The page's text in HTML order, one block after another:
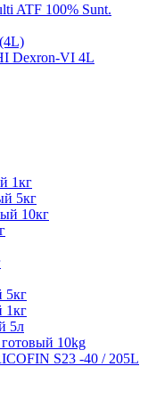
ATF 100% Sunt.
Dexron-VI 4L
1кг
5кг
10кг
5кг
1кг
5л
10kg
S23 -40 / 205L